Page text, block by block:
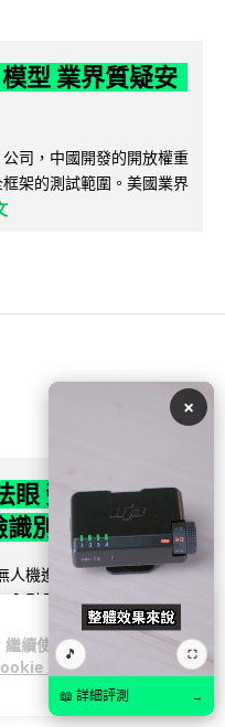
續使用
政
型 業界質疑安
司，中國開發的開放權重
架的測試範圍。美國業界
眼 勞工處出動熱
識別精準執法
人機進行高空巡邏以打擊
引入 AI 人臉識別與行為
×
🎵 ⛶
📖 詳細評測 →